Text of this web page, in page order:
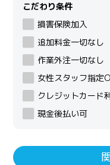
こだわり条件
損害保険加入
追加料金一切なし
作業外注一切なし
女性スタッフ指定
クレジットカード
現金後払い可